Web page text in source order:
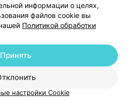
| 220012, Республика Беларусь,
2, пом. 16 | help@103.by
+375 291212755
информации о целях,
файлов cookie вы
Политикой обработки
Принять
настройки Cookie